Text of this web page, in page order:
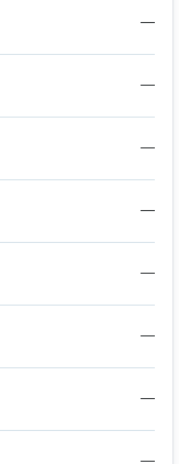
—
—
—
—
—
—
—
—